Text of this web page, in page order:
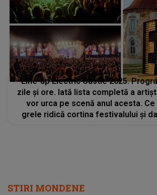
Line-up Electric Castle 2025.
zile și ore. Iată lista completă a
vor urca pe scenă anul acesta. Ce
grele ridică cortina festivalului și
STIRI MONDENE